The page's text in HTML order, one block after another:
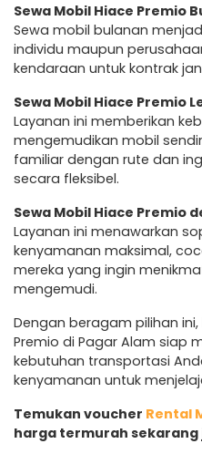
Sewa Mobil Hiace Premio
Sewa mobil bulanan
individu maupun
kendaraan untuk kontrak
Sewa Mobil Hiace Premio
Layanan ini memberikan
mengemudikan mobil
familiar dengan rute dan
secara fleksibel.
Sewa Mobil Hiace Premio
Layanan ini menawarkan
kenyamanan maksimal,
mereka yang ingin
mengemudi.
Dengan beragam pilihan
Premio di Pagar Alam siap
kebutuhan transportasi
kenyamanan untuk
Temukan voucher Rental
harga termurah sekarang